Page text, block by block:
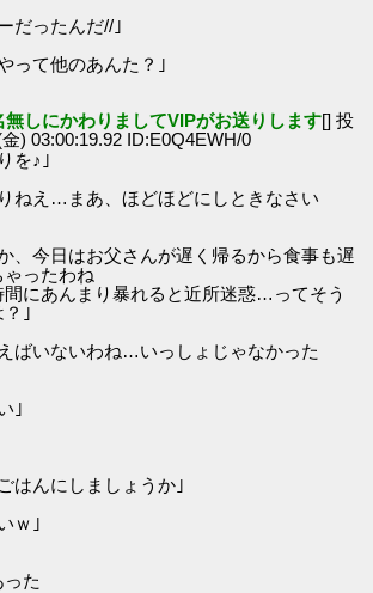
だったんだ//｣
って他のあんた？｣
無しにかわりましてVIPがお送りします[] 投
) 03:00:19.92 ID:E0Q4EWH/0
を♪｣
ねえ…まあ、ほどほどにしときなさい
、今日はお父さんが遅く帰るから食事も遅
ったわね
間にあんまり暴れると近所迷惑…ってそう
｣
ばいないわね…いっしょじゃなかった
｣
はんにしましょうか｣
ｗ｣
た